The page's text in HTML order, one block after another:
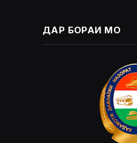
ДАР БОРАИ МО